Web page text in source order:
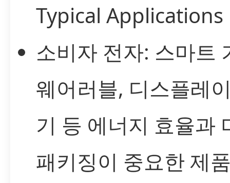
Typical Applications
소비자 전자: 스마트
웨어러블, 디스플레
기 등 에너지 효율과
패키징이 중요한 제